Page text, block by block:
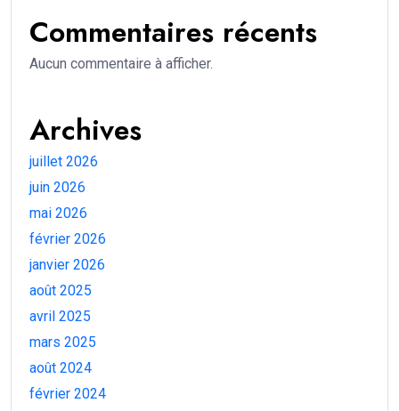
Commentaires récents
Aucun commentaire à afficher.
Archives
juillet 2026
juin 2026
mai 2026
février 2026
janvier 2026
août 2025
avril 2025
mars 2025
août 2024
février 2024